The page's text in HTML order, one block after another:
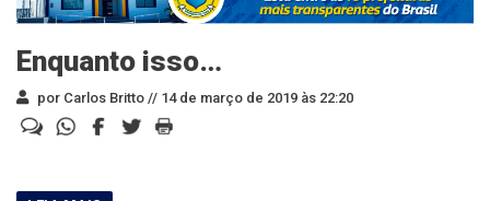
Enquanto isso…
por Carlos Britto // 14 de março de 2019 às 22:20